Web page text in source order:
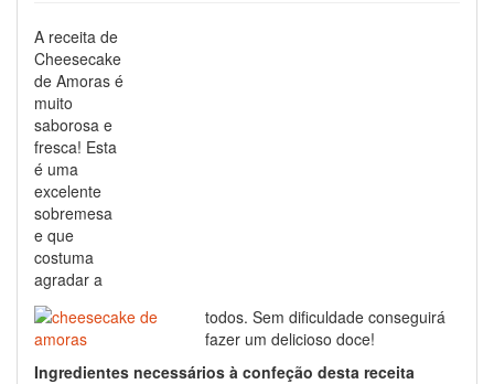
A receita de
Cheesecake
de Amoras é
muito
saborosa e
fresca! Esta
é uma
excelente
sobremesa
e que
costuma
agradar a
todos. Sem dificuldade conseguirá
fazer um delicioso doce!
Ingredientes necessários à confeção desta receita